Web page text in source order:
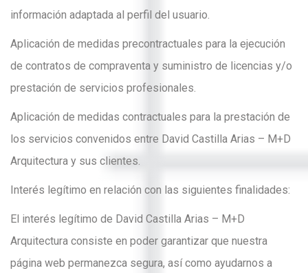
información adaptada al perfil del usuario.
Aplicación de medidas precontractuales para la ejecución
de contratos de compraventa y suministro de licencias y/o
prestación de servicios profesionales.
Aplicación de medidas contractuales para la prestación de
los servicios convenidos entre David Castilla Arias – M+D
Arquitectura y sus clientes.
Interés legítimo en relación con las siguientes finalidades:
El interés legítimo de David Castilla Arias – M+D
Arquitectura consiste en poder garantizar que nuestra
página web permanezca segura, así como ayudarnos a